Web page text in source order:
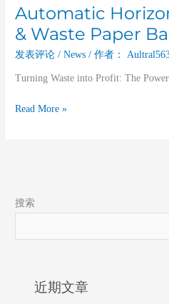
Automatic
& Waste Paper
发表评论 /News / 作者：
Turning Waste into Profit: The
Read More »
搜索
近期文章